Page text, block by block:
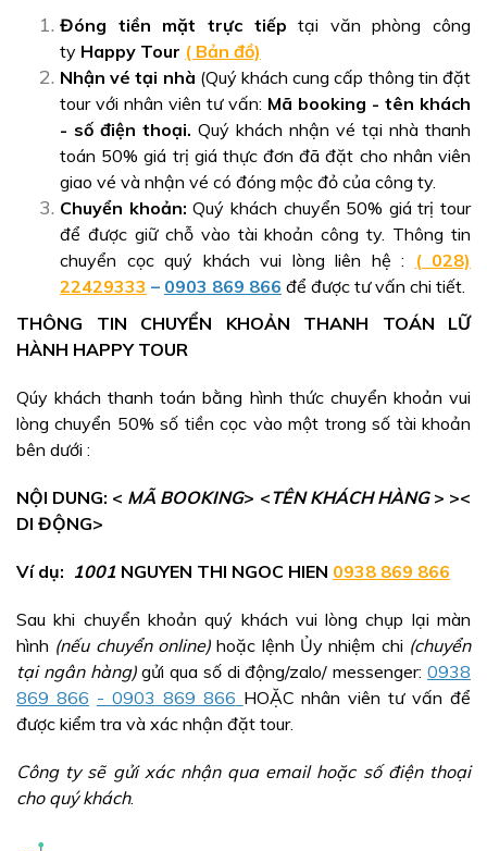
Đóng tiền mặt trực tiếp tại văn phòng công
ty Happy Tour ( Bản đồ)
Nhận vé tại nhà (Quý khách cung cấp thông tin đặt
tour với nhân viên tư vấn: Mã booking - tên khách
- số điện thoại. Quý khách nhận vé tại nhà thanh
toán 50% giá trị giá thực đơn đã đặt cho nhân viên
giao vé và nhận vé có đóng mộc đỏ của công ty.
Chuyển khoản: Quý khách chuyển 50% giá trị tour
để được giữ chỗ vào tài khoản công ty. Thông tin
chuyển cọc quý khách vui lòng liên hệ :
( 028)
22429333 – 0903 869 866 để được tư vấn chi tiết.
THÔNG TIN CHUYỂN KHOẢN THANH TOÁN LỮ
HÀNH HAPPY TOUR
Qúy khách thanh toán bằng hình thức chuyển khoản vui
lòng chuyển 50% số tiền cọc vào một trong số tài khoản
bên dưới :
NỘI DUNG: < MÃ BOOKING> <TÊN KHÁCH HÀNG > ><
DI ĐỘNG>
Ví dụ: 1001 NGUYEN THI NGOC HIEN 0938 869 866
Sau khi chuyển khoản quý khách vui lòng chụp lại màn
hình (nếu chuyển online) hoặc lệnh Ủy nhiệm chi (chuyển
tại ngân hàng)gửi qua số di động/zalo/ messenger: 0938
869 866 - 0903 869 866 HOẶC nhân viên tư vấn để
được kiểm tra và xác nhận đặt tour.
Công ty sẽ gửi xác nhận qua email hoặc số điện thoại
cho quý khách.